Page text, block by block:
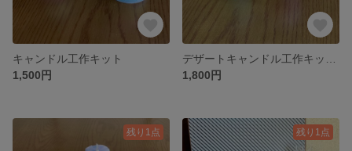
キャンドル工作キット
1,500円
1,800円
残り1点 残り1点